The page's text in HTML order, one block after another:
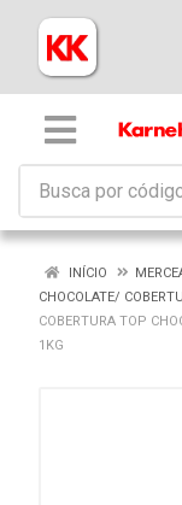
INÍCIO
CHOCOLATE/
COBERTURA TOP
1KG